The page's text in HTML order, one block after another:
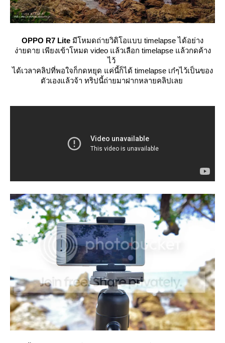
OPPO R7 Lite มีโหมดถ่ายวิดิโอแบบ timelapse ได้อย่าง
ง่ายดาย เพียงเข้าโหมด video แล้วเลือก timelapse แล้วกดค้าง
ไว้
ได้เวลาคลิปที่พอใจก็กดหยุด แค่นี้ก็ได้ timelapse เก๋ๆไว้เป็นของ
ตัวเองแล้วจ้า ทริปนี้ถ่ายมาฝากหลายคลิปเล